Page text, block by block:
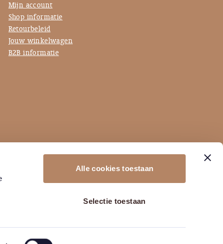
Alle cookies toestaan
Selectie toestaan
Mijn account
Shop informatie
Retourbeleid
Jouw winkelwagen
B2B informatie